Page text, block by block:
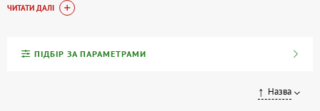
Скульптури здатні пожвавити будь-яке приміщення, внести
та сучасних скульпторів, виконані з різних матеріалів та у
Скульптура та декоративно-ужиткове мистецтво
ЧИТАТИ ДАЛІ
ПІДБІР ЗА ПАРАМЕТРАМИ
Назва